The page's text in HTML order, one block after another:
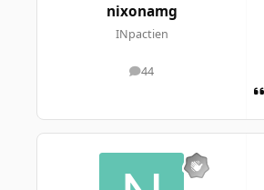
nixonamg
INpactien
44
messages